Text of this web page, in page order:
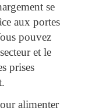
se
aux portes
pouvez
et le
prises
alimenter